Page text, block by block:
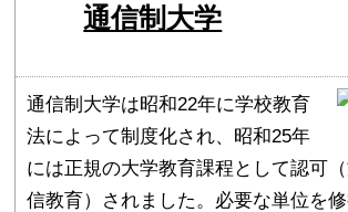
通信制大学
通信制大学は昭和22年に学校教育
法によって制度化され、昭和25年
には正規の大学教育課程として認可
信教育）されました。必要な単位を